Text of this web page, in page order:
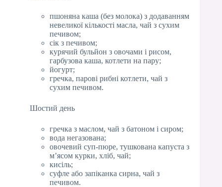
пшоняна каша (без молока) з додаванням
невеликої кількості масла, чай з сухим
печивом;
сік з печивом;
курячий бульйон з овочами і рисом,
гарбузова каша, котлети на пару;
йогурт;
гречка, парові рибні котлети, чай з
сухим печивом.
Шостий день
гречка з маслом, чай з батоном і сиром;
вода негазована;
овочевий суп-пюре, тушкована капуста з
м’ясом курки, хліб, чай;
кисіль;
суфле або запіканка сирна, чай з
печивом.